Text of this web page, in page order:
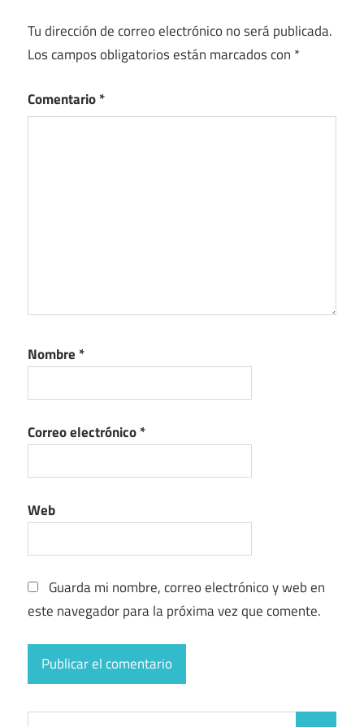
Tu dirección de correo electrónico no será publicada.
Los campos obligatorios están marcados con *
Comentario*
Nombre *
Correo electrónico*
Web
Guarda mi nombre, correo electrónico y web en
este navegador para la próxima vez que comente.